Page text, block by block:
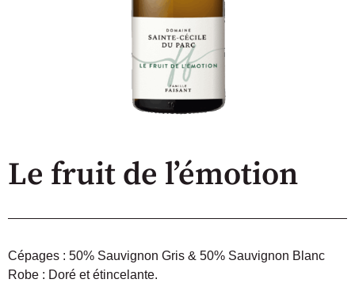
Le fruit de l’émotion
Cépages : 50% Sauvignon Gris & 50% Sauvignon Blanc
Robe : Doré et étincelante.